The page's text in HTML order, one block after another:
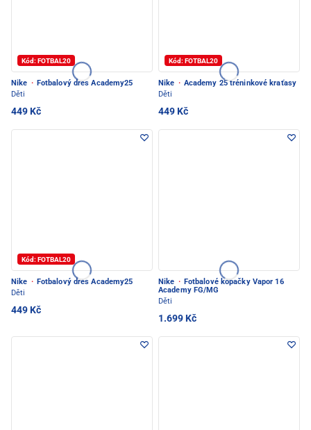
Kód: FOTBAL20
Nike · Fotbalový dres Academy25
Děti
449 Kč
Kód: FOTBAL20
Nike · Academy 25 tréninkové kraťasy
Děti
449 Kč
Kód: FOTBAL20
Nike · Fotbalový dres Academy25
Děti
449 Kč
Nike · Fotbalové kopačky Vapor 16
Academy FG/MG
Děti
1.699 Kč